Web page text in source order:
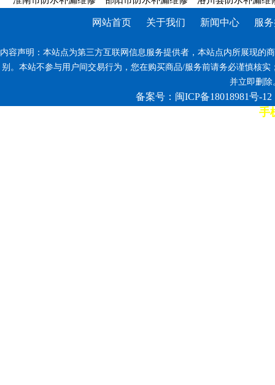
网站首页 关于我们 新闻中心 服
内容声明：本站点为第三方互联网信息服务提供者，本站点内所展现的
别。本站不参与用户间交易行为，您在购买商品/服务前请务必谨慎核
并立即删除
备案号：闽ICP备18018981号-12
7*12小时客服热线: 康师傅手